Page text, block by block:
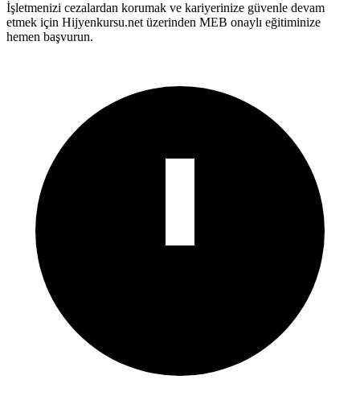
İşletmenizi cezalardan korumak ve kariyerinize güvenle devam
etmek için Hijyenkursu.net üzerinden MEB onaylı eğitiminize
hemen başvurun.